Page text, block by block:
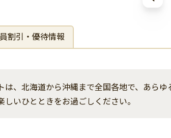
割引・優待情報
は、北海道から沖縄まで全国各地で、あら
しいひとときをお過ごしください。